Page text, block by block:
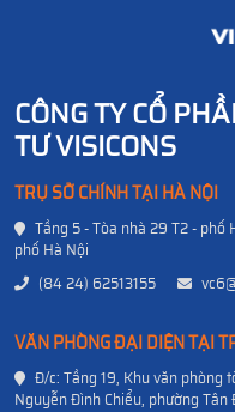
CÔNG TY CỔ
TƯ VISICONS
TRỤ SỞ CHÍNH TẠI HÀ NỘI
Tầng 5 - Tòa nhà 29 T2 - phố
phố Hà Nội
(84 24) 62513155
VĂN PHÒNG ĐẠI DIỆN TẠI
Đ/c: Tầng 19, Khu văn phòng
Nguyễn Đình Chiểu, phường